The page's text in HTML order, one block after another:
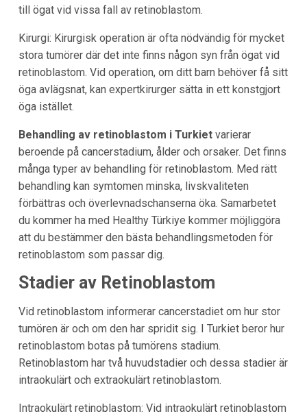
till ögat vid vissa fall av retinoblastom.
Kirurgi: Kirurgisk operation är ofta nödvändig för mycket
stora tumörer där det inte finns någon syn från ögat vid
retinoblastom. Vid operation, om ditt barn behöver få sitt
öga avlägsnat, kan expertkirurger sätta in ett konstgjort
öga istället.
Behandling av retinoblastom i Turkietvarierar
beroende på cancerstadium, ålder och orsaker. Det finns
många typer av behandling för retinoblastom. Med rätt
behandling kan symtomen minska, livskvaliteten
förbättras och överlevnadschanserna öka. Samarbetet
du kommer ha med Healthy Türkiye kommer möjliggöra
att du bestämmer den bästa behandlingsmetoden för
retinoblastom som passar dig.
Stadier av Retinoblastom
Vid retinoblastom informerar cancerstadiet om hur stor
tumören är och om den har spridit sig. I Turkiet beror hur
retinoblastom botas på tumörens stadium.
Retinoblastom har två huvudstadier och dessa stadier är
intraokulärt och extraokulärt retinoblastom.
Intraokulärt retinoblastom: Vid intraokulärt retinoblastom